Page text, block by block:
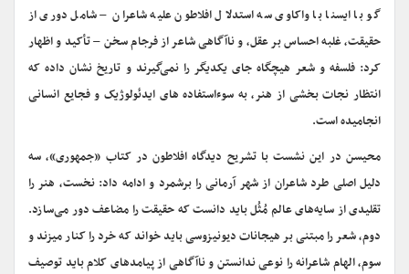
گو با ایسنا با واکاوی سه استدلال افلاطون علیه شاعران – شامل دوری از
حقیقت، غلبه احساس بر عقل، و ناآگاهی شاعر از فرجام سخن – تأکید و اظهار
کرد: فلسفه و شعر هیچگاه جای یکدیگر را نمی‌گیرند و تاریخ نشان داده که
انتظار نجات بخشی از هنر، به سوءاستفاده های ایدئولوژیک و فجایع انسانی
انجامیده است.
محیسن در این نشست با تشریح دیدگاه افلاطون در کتاب «جمهوری»، سه
دلیل اصلی طرد شاعران از شهر آرمانی را برشمرد و ادامه داد: نخست، هنر را
تقلیدی از سایه‌های عالم مُثُل باید دانست که حقیقت را مضاعف دور می‌سازد.
دوم، شعر را مبتنی بر هیجانات دیونیزوسی باید خواند که خرد را کنار میزند و
سوم، الهام شاعرانه را نوعی ندانستن و ناآگاهی از پیامدهای کلام باید توصیف